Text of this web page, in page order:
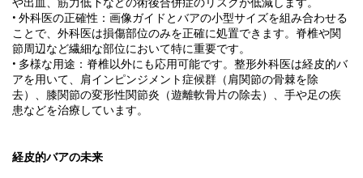
• 外科医の正確性：画像ガイドとバアの小型サイズを組み合わせる
ことで、外科医は損傷部位のみを正確に処置できます。脊椎や関
節周辺など繊細な部位において特に重要です。
• 多様な用途：脊椎以外にも応用可能です。整形外科医は経皮的バ
アを用いて、肩インピンジメント症候群（肩関節の骨棘を除
去）、膝関節の変形性関節炎（遊離軟骨片の除去）、手や足の疾
患などを治療しています。
経皮的バアの未来